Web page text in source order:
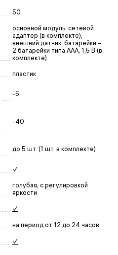
50
основной модуль: сетевой
адаптер (в комплекте),
внешний датчик: батарейки –
2 батарейки типа AAA, 1,5 В (в
комплекте)
пластик
-5
-40
до 5 шт. (1 шт. в комплекте)
✓
голубая, с регулировкой
яркости
✓
на период от 12 до 24 часов
✓